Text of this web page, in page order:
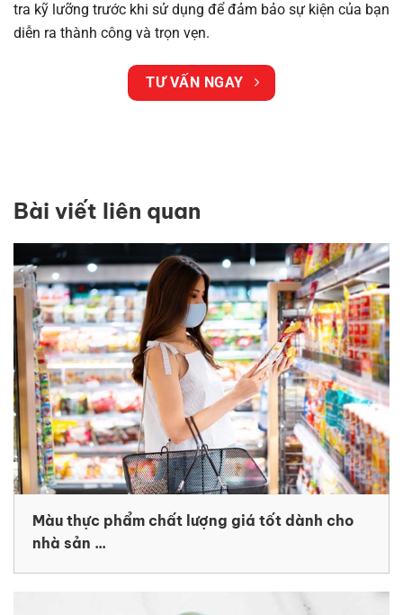
tra kỹ lưỡng trước khi sử dụng để đảm bảo sự kiện của bạn
diễn ra thành công và trọn vẹn.
TƯ VẤN NGAY
Bài viết liên quan
Màu thực phẩm chất lượng giá tốt dành cho
nhà sản ...